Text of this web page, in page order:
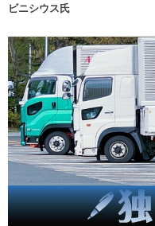
ビニシウス氏